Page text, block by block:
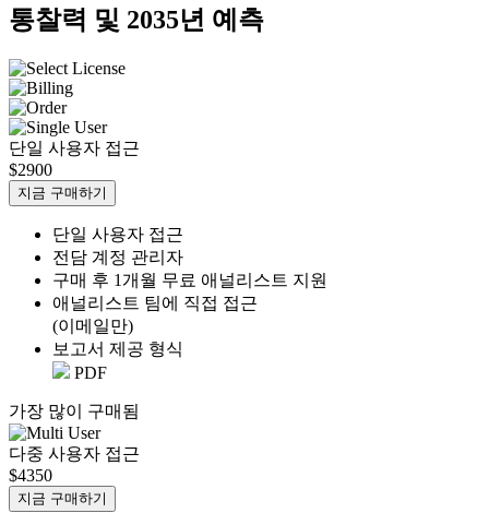
통찰력 및 2035년 예측
단일 사용자 접근
$2900
지금 구매하기
단일 사용자 접근
전담 계정 관리자
구매 후 1개월 무료 애널리스트 지원
애널리스트 팀에 직접 접근
(이메일만)
보고서 제공 형식
PDF
가장 많이 구매됨
다중 사용자 접근
$4350
지금 구매하기